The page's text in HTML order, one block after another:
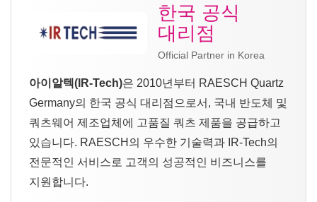
한국 공식
대리점
Official Partner in Korea
아이알텍(IR-Tech)은 2010년부터 RAESCH Quartz
Germany의 한국 공식 대리점으로서, 국내 반도체 및
쿼츠웨어 제조업체에 고품질 쿼츠 제품을 공급하고
있습니다. RAESCH의 우수한 기술력과 IR-Tech의
전문적인 서비스로 고객의 성공적인 비즈니스를
지원합니다.